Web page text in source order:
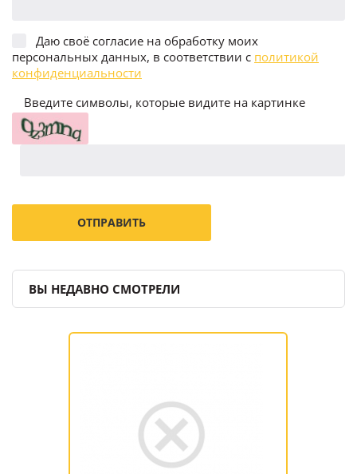
Даю своё согласие на обработку моих
персональных данных, в соответствии с политикой
конфиденциальности
Введите символы, которые видите на картинке
ВЫ НЕДАВНО СМОТРЕЛИ